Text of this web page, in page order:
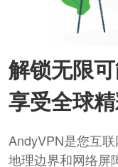
解锁无限可
享受全球精
AndyVPN是您互
地理边界和网络屏